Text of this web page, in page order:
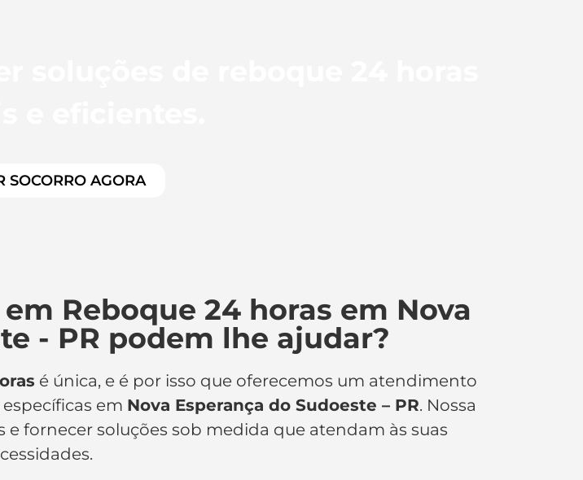
SOCORRO AGORA
Reboque 24 horas em Nova
- PR podem lhe ajudar?
é única, e é por isso que oferecemos um atendimento
em Nova Esperança do Sudoeste – PR. Nossa
fornecer soluções sob medida que atendam às suas